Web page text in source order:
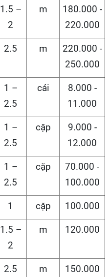
1.5 –
2
m
180.000 -
220.000
2.5 m
220.000 -
250.000
1 –
2.5
cái
8.000 -
11.000
1 –
2.5
cặp
9.000 -
12.000
1 –
2.5
cặp
70.000 -
100.000
1 cặp 100.000
1.5 –
2
m 120.000
2.5 m 150.000